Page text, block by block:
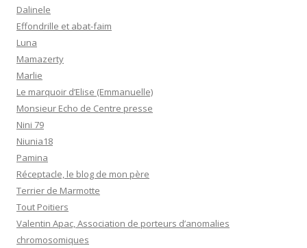
Dalinele
Effondrille et abat-faim
Luna
Mamazerty
Marlie
Le marquoir d’Elise (Emmanuelle)
Monsieur Echo de Centre presse
Nini 79
Niunia18
Pamina
Réceptacle, le blog de mon père
Terrier de Marmotte
Tout Poitiers
Valentin Apac, Association de porteurs d’anomalies
chromosomiques